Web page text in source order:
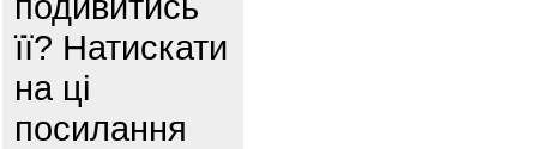
її? Натискати
на ці
посилання